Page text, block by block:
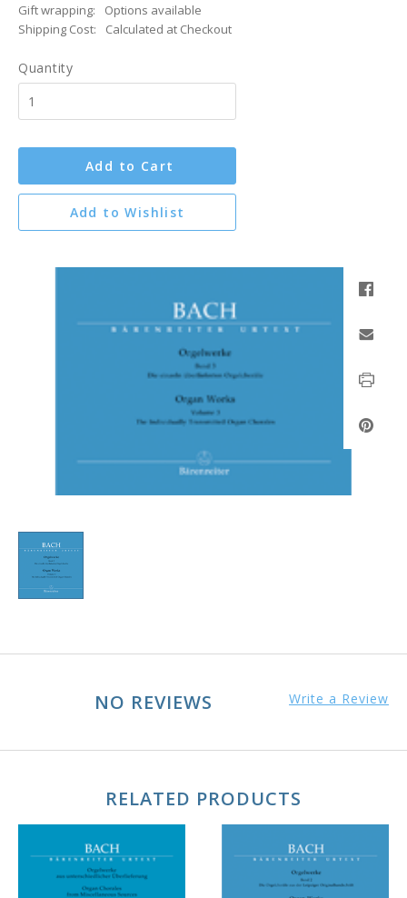
Gift wrapping:
Options available
Shipping Cost:
Calculated at Checkout
Quantity
Add to Cart
Add to Wishlist
NO REVIEWS Write a Review
RELATED PRODUCTS